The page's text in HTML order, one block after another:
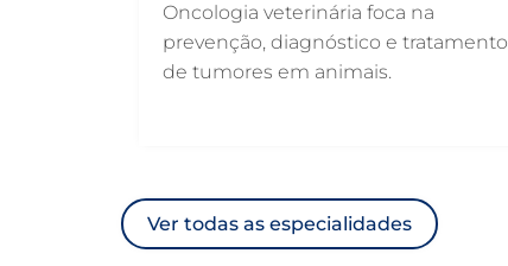
Oncologia veterinária foca na
prevenção, diagnóstico e tratamento
de tumores em animais.
Ver todas as especialidades